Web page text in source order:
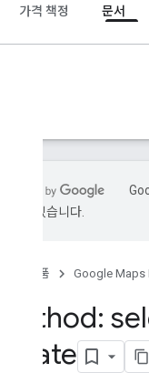
가격 책정 문서
있을 수 있습니다.
제품 Google Maps
Method:
create